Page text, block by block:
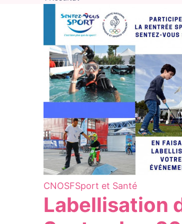
CNOSFSport et Santé
Labellisation